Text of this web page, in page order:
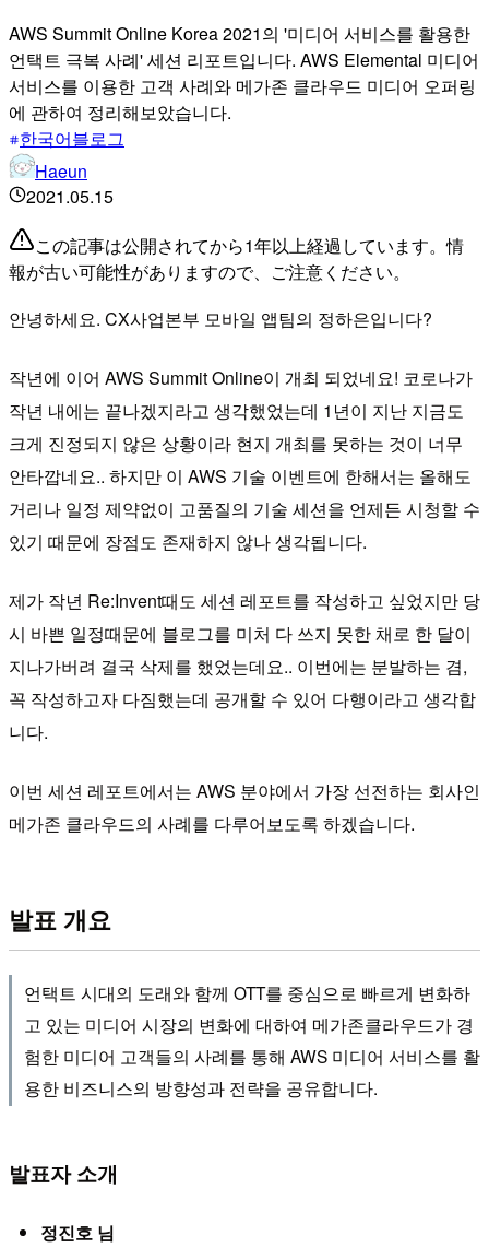
AWS Summit Online Korea 2021의 '미디어 서비스를 활용한
언택트 극복 사례' 세션 리포트입니다. AWS Elemental 미디어
서비스를 이용한 고객 사례와 메가존 클라우드 미디어 오퍼링
에 관하여 정리해보았습니다.
한국어블로그
Haeun
2021.05.15
この記事は公開されてから1年以上経過しています。情
報が古い可能性がありますので、ご注意ください。
안녕하세요. CX사업본부 모바일 앱팀의 정하은입니다?
작년에 이어 AWS Summit Online이 개최 되었네요! 코로나가
작년 내에는 끝나겠지라고 생각했었는데 1년이 지난 지금도
크게 진정되지 않은 상황이라 현지 개최를 못하는 것이 너무
안타깝네요.. 하지만 이 AWS 기술 이벤트에 한해서는 올해도
거리나 일정 제약없이 고품질의 기술 세션을 언제든 시청할 수
있기 때문에 장점도 존재하지 않나 생각됩니다.
제가 작년 Re:Invent때도 세션 레포트를 작성하고 싶었지만 당
시 바쁜 일정때문에 블로그를 미처 다 쓰지 못한 채로 한 달이
지나가버려 결국 삭제를 했었는데요.. 이번에는 분발하는 겸,
꼭 작성하고자 다짐했는데 공개할 수 있어 다행이라고 생각합
니다.
이번 세션 레포트에서는 AWS 분야에서 가장 선전하는 회사인
메가존 클라우드의 사례를 다루어보도록 하겠습니다.
발표 개요
언택트 시대의 도래와 함께 OTT를 중심으로 빠르게 변화하
고 있는 미디어 시장의 변화에 대하여 메가존클라우드가 경
험한 미디어 고객들의 사례를 통해 AWS 미디어 서비스를 활
용한 비즈니스의 방향성과 전략을 공유합니다.
발표자 소개
정진호 님